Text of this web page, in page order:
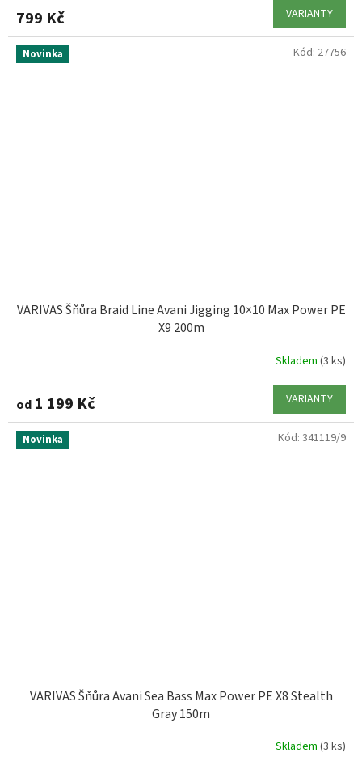
799 Kč VARIANTY
Novinka
VARIVAS Šňůra Braid Line Avani Jigging 10×10 Max Power PE
X9 200m
Skladem (3 ks)
od 1 199 Kč VARIANTY
Kód: 27756
Novinka
VARIVAS Šňůra Avani Sea Bass Max Power PE X8 Stealth
Gray 150m
Skladem (3 ks)
Kód: 341119/9